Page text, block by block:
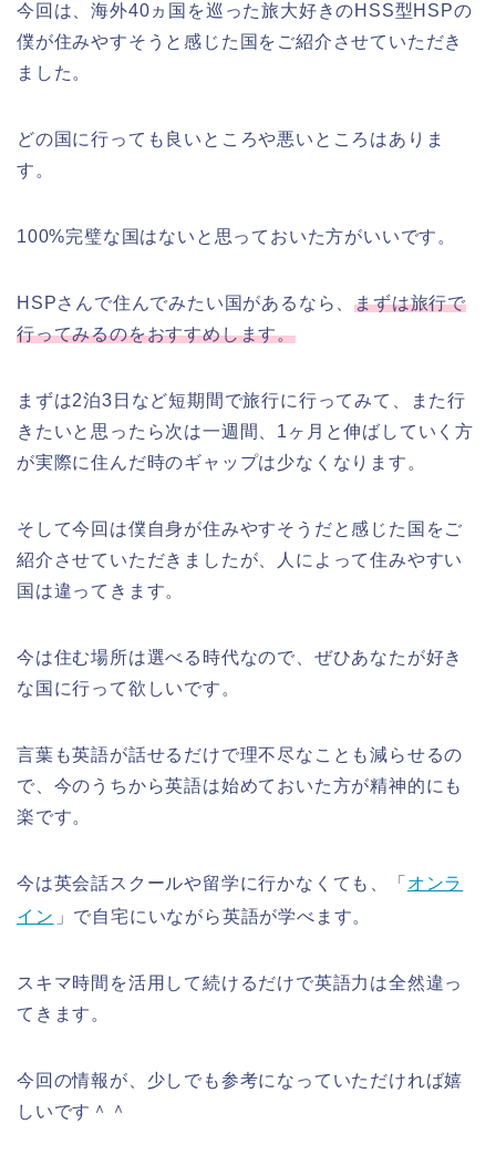
今回は、海外40ヵ国を巡った旅大好きのHSS型HSPの
僕が住みやすそうと感じた国をご紹介させていただき
ました。
どの国に行っても良いところや悪いところはありま
す。
100%完璧な国はないと思っておいた方がいいです。
HSPさんで住んでみたい国があるなら、まずは旅行で
行ってみるのをおすすめします。
まずは2泊3日など短期間で旅行に行ってみて、また行
きたいと思ったら次は一週間、1ヶ月と伸ばしていく方
が実際に住んだ時のギャップは少なくなります。
そして今回は僕自身が住みやすそうだと感じた国をご
紹介させていただきましたが、人によって住みやすい
国は違ってきます。
今は住む場所は選べる時代なので、ぜひあなたが好き
な国に行って欲しいです。
言葉も英語が話せるだけで理不尽なことも減らせるの
で、今のうちから英語は始めておいた方が精神的にも
楽です。
今は英会話スクールや留学に行かなくても、「 オンラ
イン 」で自宅にいながら英語が学べます。
スキマ時間を活用して続けるだけで英語力は全然違っ
てきます。
今回の情報が、少しでも参考になっていただければ嬉
しいです＾＾